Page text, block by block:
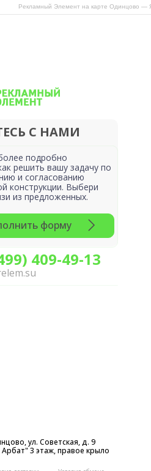
Рекламный Элемент на карте Одинцово —
С НАМИ
подробно
решить вашу задачу по
и согласованию
конструкции. Выбери
из предложенных.
409-49-13
ул. Советская, д. 9
3 этаж, правое крыло
форму